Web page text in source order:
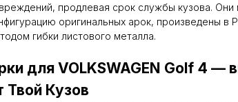
продлевая срок службы кузова.
оригинальных арок, произведены в
гибки листового металла.
для VOLKSWAGEN Golf 4 —
Твой Кузов